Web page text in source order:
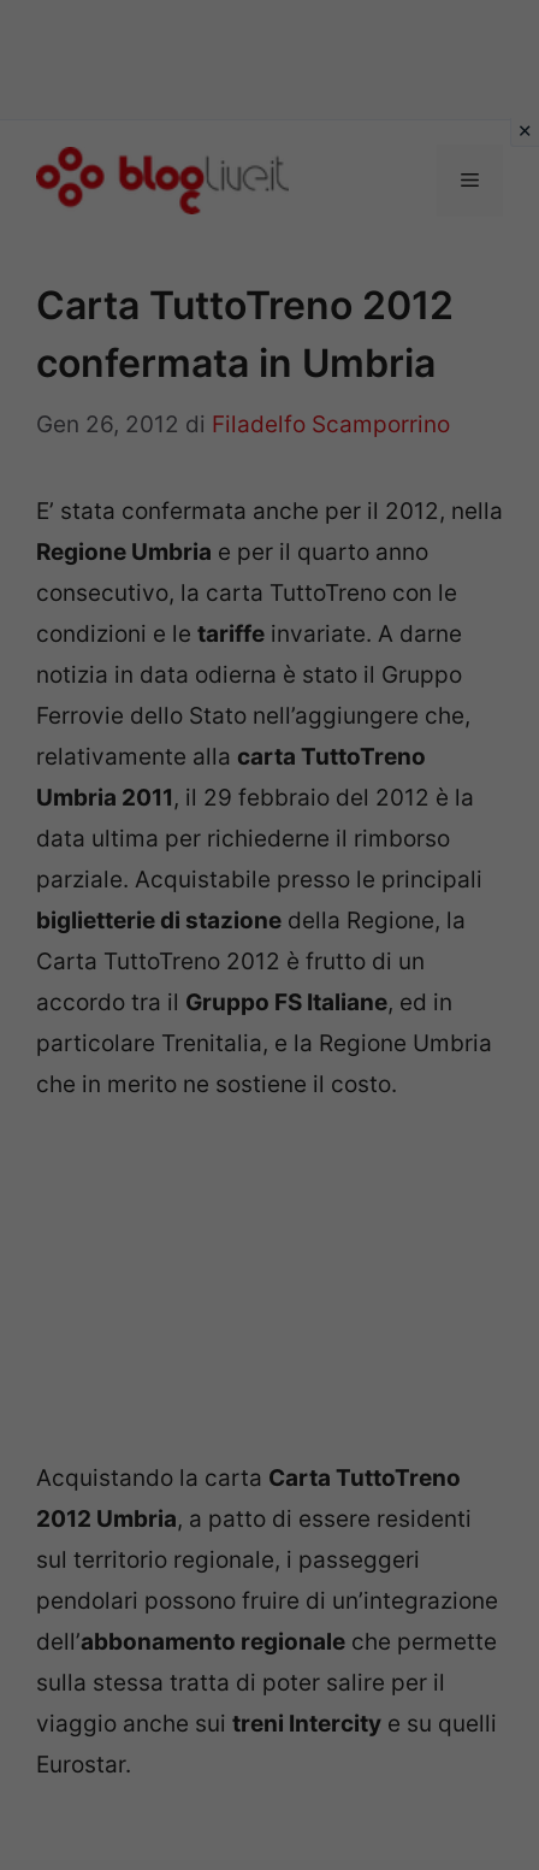
Menu
Carta TuttoTreno 2012
confermata in Umbria
Gen 26, 2012 di Filadelfo Scamporrino
E’ stata confermata anche per il 2012, nella
Regione Umbria e per il quarto anno
consecutivo, la carta TuttoTreno con le
condizioni e le tariffe invariate. A darne
notizia in data odierna è stato il Gruppo
Ferrovie dello Stato nell’aggiungere che,
relativamente alla carta TuttoTreno
Umbria 2011, il 29 febbraio del 2012 è la
data ultima per richiederne il rimborso
parziale. Acquistabile presso le principali
biglietterie di stazione della Regione, la
Carta TuttoTreno 2012 è frutto di un
accordo tra il Gruppo FS Italiane, ed in
particolare Trenitalia, e la Regione Umbria
che in merito ne sostiene il costo.
Acquistando la carta Carta TuttoTreno
2012 Umbria, a patto di essere residenti
sul territorio regionale, i passeggeri
pendolari possono fruire di un’integrazione
dell’abbonamento regionale che permette
sulla stessa tratta di poter salire per il
viaggio anche sui treni Intercity e su quelli
Eurostar.